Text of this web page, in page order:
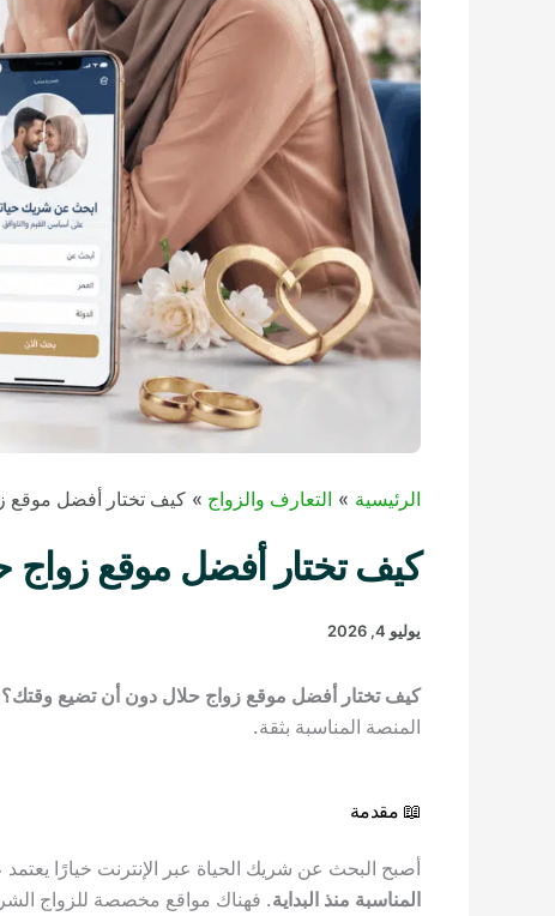
الرئيسية التعارف والزواج كيف تختار أفضل موقع
كيف تختار أفضل موقع زواج
يوليو 4, 2026
كيف تختار أفضل موقع زواج حلال دون أن تضيع وقتك؟
المنصة المناسبة بثقة.
📖 مقدمة
أصبح البحث عن شريك الحياة عبر الإنترنت خيارًا
المناسبة منذ البداية. فهناك مواقع مخصصة للزواج